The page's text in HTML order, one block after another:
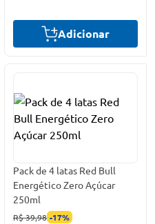
Adicionar
Pack de 4 latas Red Bull
Energético Zero Açúcar
250ml
R$ 39,98 -17%